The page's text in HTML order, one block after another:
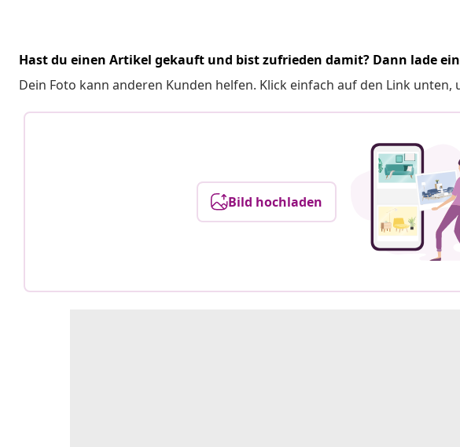
Hast du einen Artikel gekauft und bist zufrieden damit? Dann lade
Dein Foto kann anderen Kunden helfen. Klick einfach auf den Link unten,
Bild hochladen